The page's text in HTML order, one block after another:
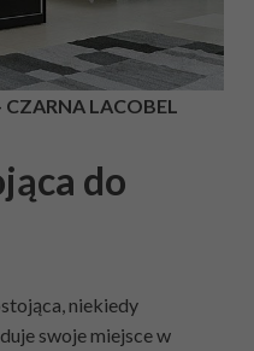
CZARNA LACOBEL
do
niekiedy
swoje miejsce w